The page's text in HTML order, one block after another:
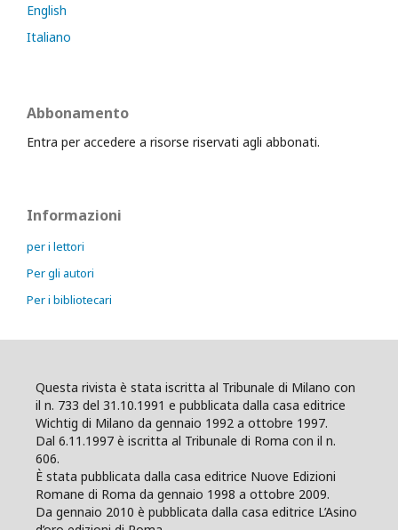
English
Italiano
Abbonamento
Entra per accedere a risorse riservati agli abbonati.
Informazioni
per i lettori
Per gli autori
Per i bibliotecari
Questa rivista è stata iscritta al Tribunale di Milano con
il n. 733 del 31.10.1991 e pubblicata dalla casa editrice
Wichtig di Milano da gennaio 1992 a ottobre 1997.
Dal 6.11.1997 è iscritta al Tribunale di Roma con il n.
606.
È stata pubblicata dalla casa editrice Nuove Edizioni
Romane di Roma da gennaio 1998 a ottobre 2009.
Da gennaio 2010 è pubblicata dalla casa editrice L’Asino